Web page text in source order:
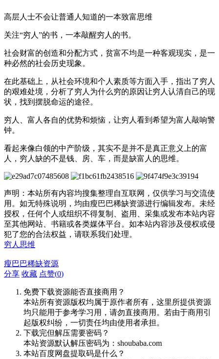
高层人士不会让普通人知道的一本致富思维
关注“穷人”的书，一本敲醒穷人的书。
社会财富的创造和分配方式，贫富不均是一种客观现实，是一
种必然的社会历史现象。
在此基础上，从社会环境和个人素质等方面入手，指出了穷人
的艰难处境，分析了穷人为什么穷的原因让穷人认清自己的现
状，找到摆脱命运的途径。
穷人、富人各自的优势和烦恼，让穷人看到希望为富人敲响警
钟。
看起来像白领的中产阶级，其实不是并不是真正意义上的富
人，穷人缺的不是钱、房、车，而是缺富人的思维。
声明：本站所有内容均搜集整理自互联网，仅供学习与交流使
用。如无特殊说明，均由瘦巴巴稀缺资源进行编辑发布。未经
授权，任何个人或组织不得复制、盗用、采集或发布本站内容
至其他网站、书籍或各类媒体平台。如本站内容涉及侵权或侵
犯了您的合法权益，请联系我们处理。
穷人思维
瘦巴巴稀缺资源
分享 收藏 点赞(0)
免费下载资源能否直接商用？
本站所有资源版权均属于原作者所有，这里所提供资源
均只能用于参考学习用，请勿直接商用。若由于商用引
起版权纠纷，一切责任均由使用者承担。
下载完但解压需要密码？
本站资源默认解压密码为：shoubaba.com
本站百度网盘提取码是什么？